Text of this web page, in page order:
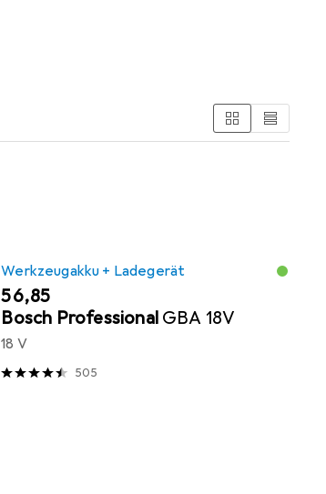
Werkzeugakku + Ladegerät
EUR
56,85
Bosch Professional GBA 18V
18 V
505